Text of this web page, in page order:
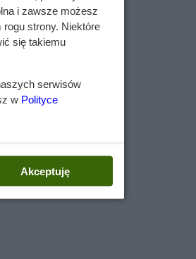
i zawsze możesz
strony. Niektóre
się takiemu
serwisów
w Polityce
Akceptuję